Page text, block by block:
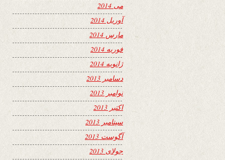
می 2014
آوریل 2014
مارس 2014
فوریه 2014
ژانویه 2014
دسامبر 2013
نوامبر 2013
اکتبر 2013
سپتامبر 2013
آگوست 2013
جولای 2013